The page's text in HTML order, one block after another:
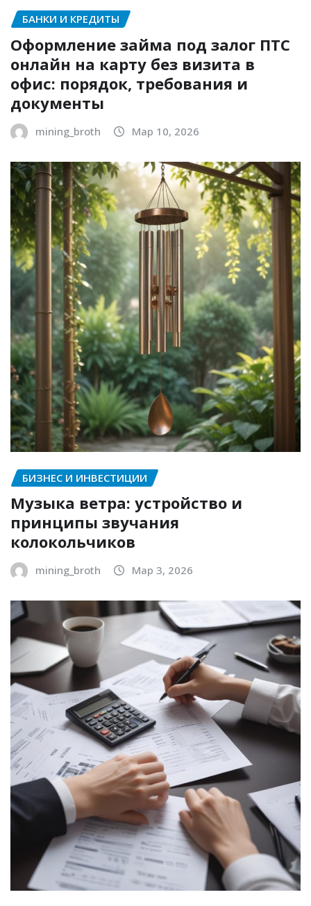
БАНКИ И КРЕДИТЫ
Оформление займа под залог ПТС
онлайн на карту без визита в
офис: порядок, требования и
документы
mining_broth Мар 10, 2026
БИЗНЕС И ИНВЕСТИЦИИ
Музыка ветра: устройство и
принципы звучания
колокольчиков
mining_broth Мар 3, 2026